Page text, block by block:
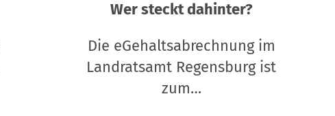
Wer steckt dahinter?
Die eGehaltsabrechnung im
Landratsamt Regensburg ist
zum…